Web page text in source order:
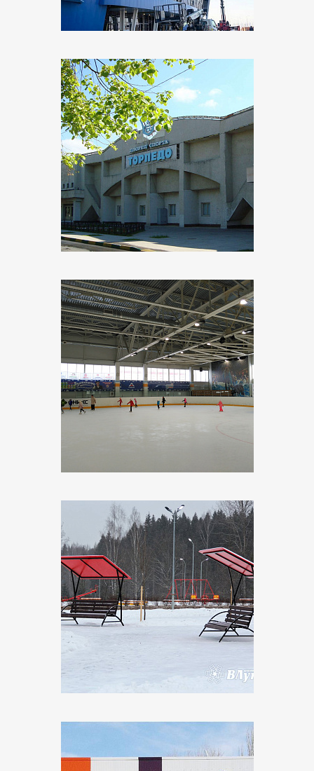
Объект:ДС имени В.С. Коноваленко
Адрес:г. Нижний Новгород, ул. Лоскутова
Поставщик:
Электрон
Объект:Ледовая Арена «Волжский»
Адрес:Волгоградская область, г. Волжский, проспект
имени Ленина, 361
Поставщик: ООО Светбери
Объект:Центр подготовки велосипедистов
Адрес:г.Великие Луки, ул. Фурманова, стр. 83
Поставщик:Русский Свет